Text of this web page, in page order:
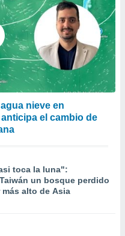
nieve en
el cambio de
toca la luna":
un bosque perdido
alto de Asia